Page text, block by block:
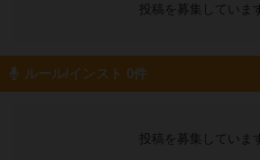
投稿を募集しています
ルール/インスト 0件
投稿を募集しています